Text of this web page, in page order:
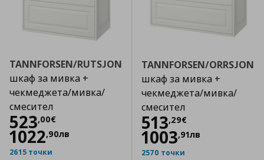
TANNFORSEN/RUTSJON
шкаф за мивка +
чекмеджета/мивка/
смесител
523,00€
Цена
1022,90лв
2615 точки
TANNFORSEN/ORRSJON
шкаф за мивка +
чекмеджета/мивка/
смесител
513,29€
Цена
1003,91лв
2570 точки